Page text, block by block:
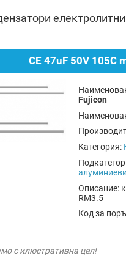
CE 47uF 50V 105C
Fujicon
Категория:
Описание:
RM3.5
Код за
с илюстративна цел!